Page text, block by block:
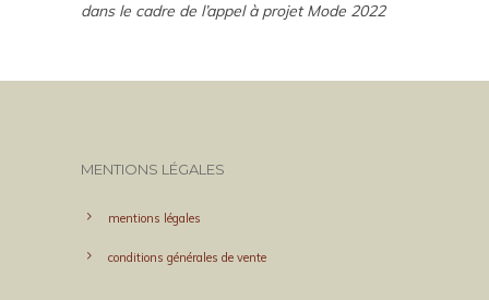
dans le cadre de l’appel à projet Mode 2022
MENTIONS LÉGALES
mentions légales
conditions générales de vente